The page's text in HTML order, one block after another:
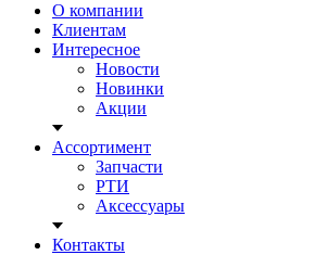
О компании
Клиентам
Интересное
Новости
Новинки
Акции
Ассортимент
Запчасти
РТИ
Аксессуары
Контакты